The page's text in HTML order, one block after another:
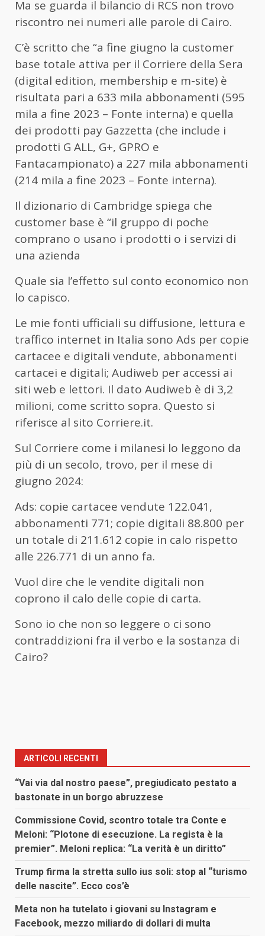
Ma se guarda il bilancio di RCS non trovo
riscontro nei numeri alle parole di Cairo.
C’è scritto che “a fine giugno la customer
base totale attiva per il Corriere della Sera
(digital edition, membership e m-site) è
risultata pari a 633 mila abbonamenti (595
mila a fine 2023 – Fonte interna) e quella
dei prodotti pay Gazzetta (che include i
prodotti G ALL, G+, GPRO e
Fantacampionato) a 227 mila abbonamenti
(214 mila a fine 2023 – Fonte interna).
Il dizionario di Cambridge spiega che
customer base è “il gruppo di poche
comprano o usano i prodotti o i servizi di
una azienda
Quale sia l’effetto sul conto economico non
lo capisco.
Le mie fonti ufficiali su diffusione, lettura e
traffico internet in Italia sono Ads per copie
cartacee e digitali vendute, abbonamenti
cartacei e digitali; Audiweb per accessi ai
siti web e lettori. Il dato Audiweb è di 3,2
milioni, come scritto sopra. Questo si
riferisce al sito Corriere.it.
Sul Corriere come i milanesi lo leggono da
più di un secolo, trovo, per il mese di
giugno 2024:
Ads: copie cartacee vendute 122.041,
abbonamenti 771; copie digitali 88.800 per
un totale di 211.612 copie in calo rispetto
alle 226.771 di un anno fa.
Vuol dire che le vendite digitali non
coprono il calo delle copie di carta.
Sono io che non so leggere o ci sono
contraddizioni fra il verbo e la sostanza di
Cairo?
ARTICOLI RECENTI
“Vai via dal nostro paese”, pregiudicato pestato a
bastonate in un borgo abruzzese
Commissione Covid, scontro totale tra Conte e
Meloni: “Plotone di esecuzione. La regista è la
premier”. Meloni replica: “La verità è un diritto”
Trump firma la stretta sullo ius soli: stop al “turismo
delle nascite”. Ecco cos’è
Meta non ha tutelato i giovani su Instagram e
Facebook, mezzo miliardo di dollari di multa